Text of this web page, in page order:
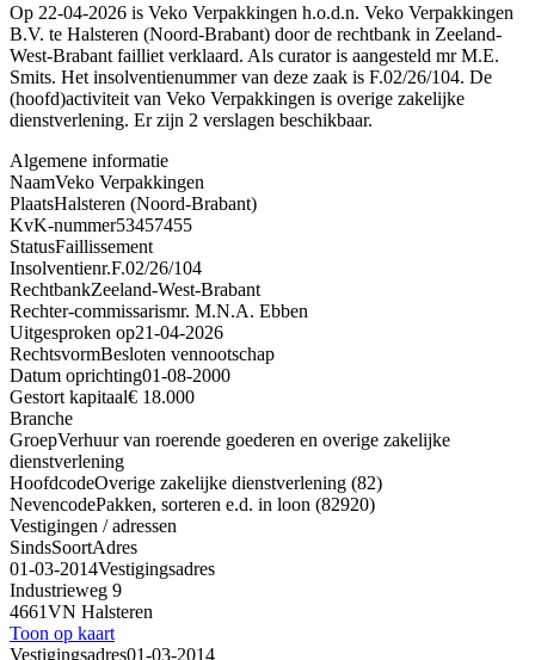
Op 22-04-2026 is Veko Verpakkingen h.o.d.n. Veko Verpakkingen
B.V. te Halsteren (Noord-Brabant) door de rechtbank in Zeeland-
West-Brabant failliet verklaard. Als curator is aangesteld mr M.E.
Smits. Het insolventienummer van deze zaak is F.02/26/104. De
(hoofd)activiteit van Veko Verpakkingen is overige zakelijke
dienstverlening. Er zijn 2 verslagen beschikbaar.
Algemene informatie
NaamVeko Verpakkingen
PlaatsHalsteren (Noord-Brabant)
KvK-nummer53457455
StatusFaillissement
Insolventienr.F.02/26/104
RechtbankZeeland-West-Brabant
Rechter-commissarismr. M.N.A. Ebben
Uitgesproken op21-04-2026
RechtsvormBesloten vennootschap
Datum oprichting01-08-2000
Gestort kapitaal€ 18.000
Branche
GroepVerhuur van roerende goederen en overige zakelijke
dienstverlening
HoofdcodeOverige zakelijke dienstverlening (82)
NevencodePakken, sorteren e.d. in loon (82920)
Vestigingen / adressen
SindsSoortAdres
01-03-2014Vestigingsadres
Industrieweg 9
4661VN Halsteren
Toon op kaart
Vestigingsadres01-03-2014